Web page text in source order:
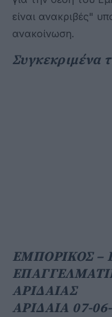
είναι ανακριβές"
ανακοίνωση.
Συγκεκριμένα
ΕΜΠΟΡΙΚΟΣ –
ΑΡΙΔΑΙΑΣ
ΑΡΙΔΑΙΑ 07-